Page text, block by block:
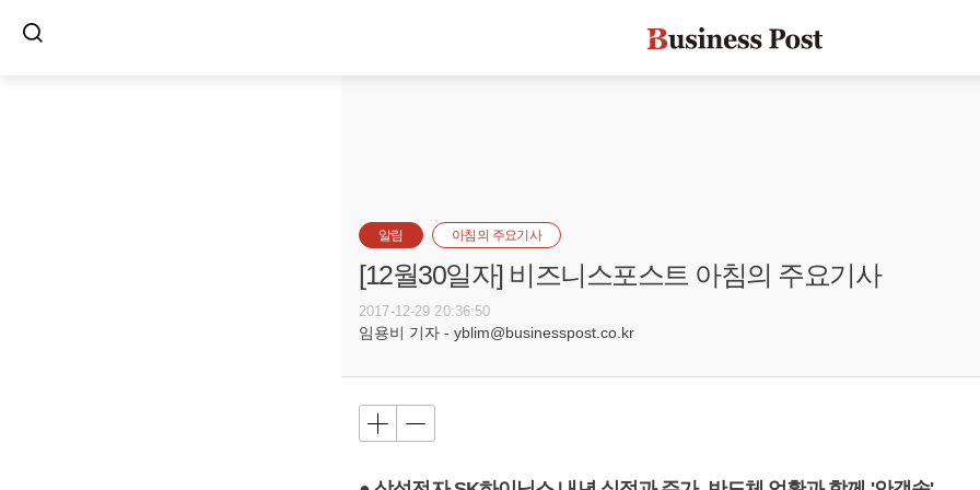
알림 아침의 주요기사
[12월30일자] 비즈니스포스트 아침의 주요기사
2017-12-29 20:36:50
임용비 기자 - yblim@businesspost.co.kr